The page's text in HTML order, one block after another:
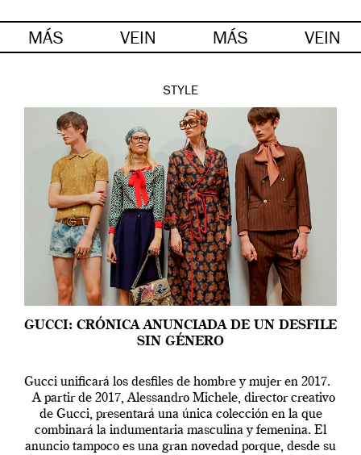
MÁS VEIN MÁS VEIN
STYLE
GUCCI: CRÓNICA ANUNCIADA DE UN DESFILE
SIN GÉNERO
Gucci unificará los desfiles de hombre y mujer en 2017.
A partir de 2017, Alessandro Michele, director creativo
de Gucci, presentará una única colección en la que
combinará la indumentaria masculina y femenina. El
anuncio tampoco es una gran novedad porque, desde su